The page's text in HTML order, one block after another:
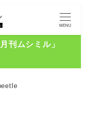
MENU
刊ムシミル」